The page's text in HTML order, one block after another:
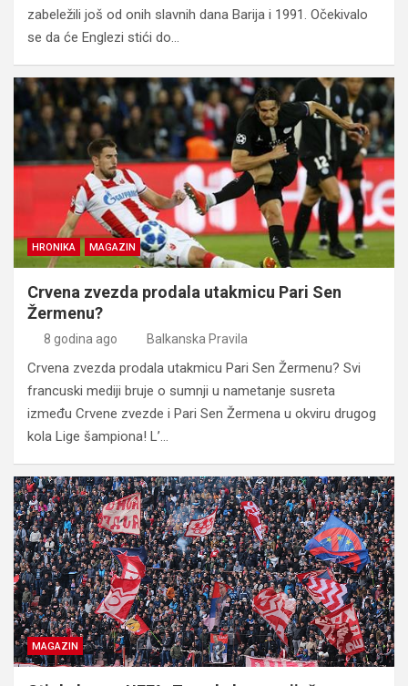
zabeležili još od onih slavnih dana Barija i 1991. Očekivalo
se da će Englezi stići do…
HRONIKA MAGAZIN
Crvena zvezda prodala utakmicu Pari Sen
Žermenu?
8 godina ago Balkanska Pravila
Crvena zvezda prodala utakmicu Pari Sen Žermenu? Svi
francuski mediji bruje o sumnji u nametanje susreta
između Crvene zvezde i Pari Sen Žermena u okviru drugog
kola Lige šampiona! L’…
MAGAZIN